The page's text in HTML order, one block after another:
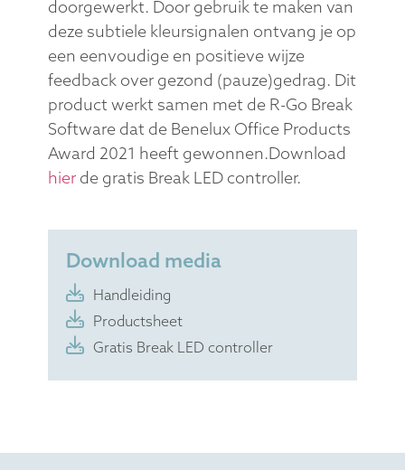
doorgewerkt. Door gebruik te maken van
deze subtiele kleursignalen ontvang je op
een eenvoudige en positieve wijze
feedback over gezond (pauze)gedrag. Dit
product werkt samen met de R-Go Break
Software dat de Benelux Office Products
Award 2021 heeft gewonnen.Download
hierde gratis Break LED controller.
Download media
Handleiding
Productsheet
Gratis Break LED controller